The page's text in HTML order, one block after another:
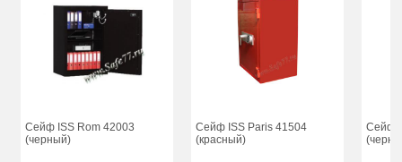
Сейф ISS Rom 42003
(черный)
Сейф ISS Paris 41504
(красный)
Сейф